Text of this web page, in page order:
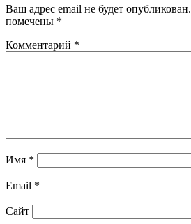
Ваш адрес email не будет опубликован.
помечены *
Комментарий *
Имя *
Email *
Сайт